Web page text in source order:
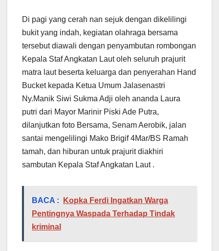
Di pagi yang cerah nan sejuk dengan dikelilingi
bukit yang indah, kegiatan olahraga bersama
tersebut diawali dengan penyambutan rombongan
Kepala Staf Angkatan Laut oleh seluruh prajurit
matra laut beserta keluarga dan penyerahan Hand
Bucket kepada Ketua Umum Jalasenastri
Ny.Manik Siwi Sukma Adji oleh ananda Laura
putri dari Mayor Marinir Piski Ade Putra,
dilanjutkan foto Bersama, Senam Aerobik, jalan
santai mengelilingi Mako Brigif 4Mar/BS Ramah
tamah, dan hiburan untuk prajurit diakhiri
sambutan Kepala Staf Angkatan Laut .
BACA :
Kopka Ferdi Ingatkan Warga
Pentingnya Waspada Terhadap Tindak
kriminal